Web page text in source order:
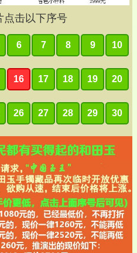
点击以下序号
6 7 8 9 10
16 17 18 19 20
26 27 28 29 30